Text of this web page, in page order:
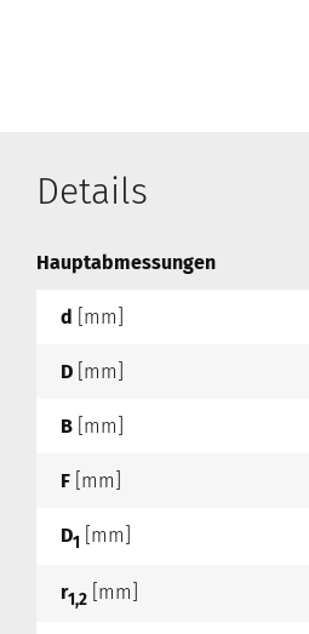
Details
Hauptabmessungen
d [mm]
D [mm]
B [mm]
F [mm]
D1 [mm]
r1,2 [mm]